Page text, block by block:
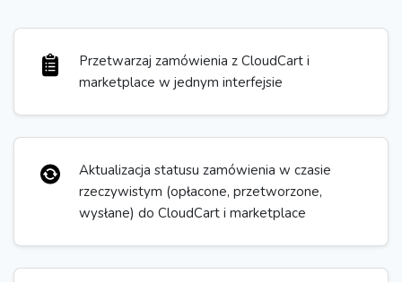
Przetwarzaj zamówienia z CloudCart i
marketplace w jednym interfejsie
Aktualizacja statusu zamówienia w czasie
rzeczywistym (opłacone, przetworzone,
wysłane) do CloudCart i marketplace